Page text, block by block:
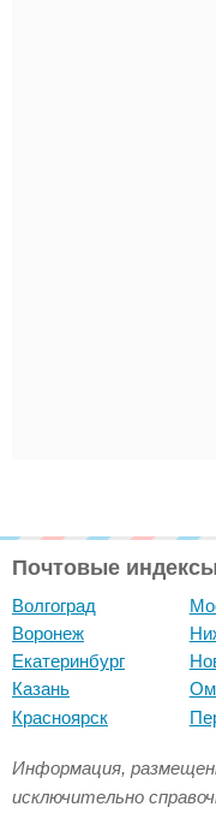
Почтовые
Волгоград
Воронеж
Екатеринбург
Казань
Красноярск
Информация,
исключительно